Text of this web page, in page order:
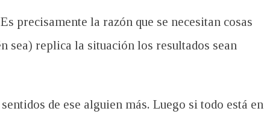
precisamente la razón que se necesitan cosas
sea) replica la situación los resultados sean
de ese alguien más. Luego si todo está en